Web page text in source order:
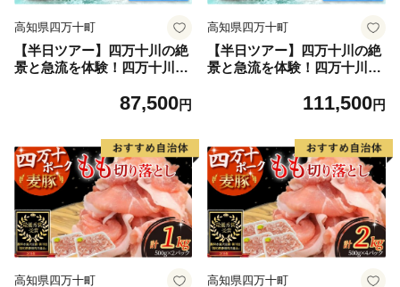
高知県四万十町
【半日ツアー】四万十川の絶
景と急流を体験！四万十川ラ
名、小人1名 Mng-A10
87,500円
高知県四万十町
【半日ツアー】四万十川の絶
景と急流を体験！四万十川ラ
名、小人2名 Mng-A11
111,500円
高知県四万十町 高知県四万十町